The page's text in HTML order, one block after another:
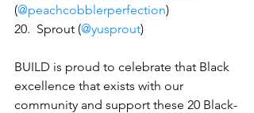
(@peachcobblerperfection)
20.  Sprout (@yusprout)
BUILD is proud to celebrate that Black
excellence that exists with our
community and support these 20 Black-